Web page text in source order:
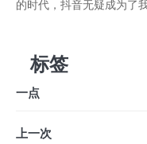
的时代，抖音无疑成为了
标签
一点
上一次